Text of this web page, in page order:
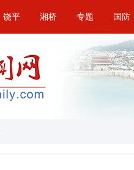
饶平 湘桥 专题 国防